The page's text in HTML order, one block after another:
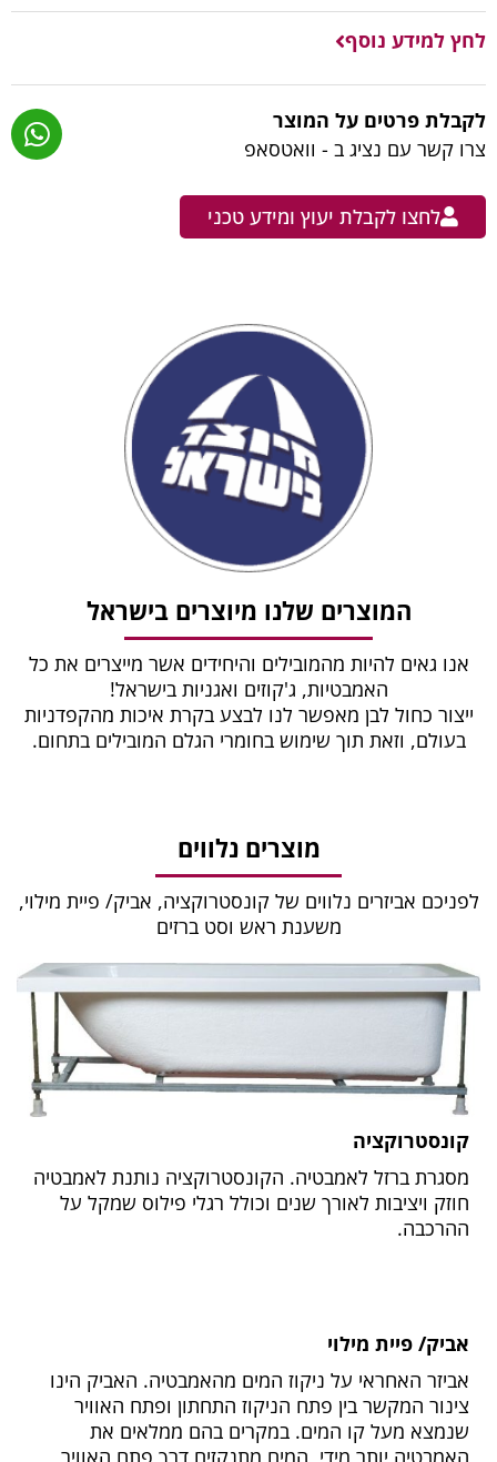
לחץ למידע נוסף
לקבלת פרטים על המוצר
צרו קשר עם נציג ב - וואטסאפ
לחצו לקבלת יעוץ ומידע טכני
המוצרים שלנו מיוצרים בישראל
אנו גאים להיות מהמובילים והיחידים אשר מייצרים את כל
האמבטיות, ג'קוזים ואגניות בישראל!
ייצור כחול לבן מאפשר לנו לבצע בקרת איכות מהקפדניות
בעולם, וזאת תוך שימוש בחומרי הגלם המובילים בתחום.
מוצרים נלווים
לפניכם אביזרים נלווים של קונסטרוקציה, אביק/ פיית מילוי,
משענת ראש וסט ברזים
קונסטרוקציה
מסגרת ברזל לאמבטיה. הקונסטרוקציה נותנת לאמבטיה
חוזק ויציבות לאורך שנים וכולל רגלי פילוס שמקל על
ההרכבה.
אביק/ פיית מילוי
אביזר האחראי על ניקוז המים מהאמבטיה. האביק הינו
צינור המקשר בין פתח הניקוז התחתון ופתח האוויר
שנמצא מעל קו המים. במקרים בהם ממלאים את